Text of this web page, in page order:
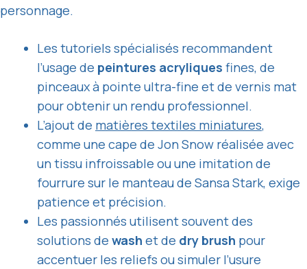
personnage.
Les tutoriels spécialisés recommandent
l’usage de peintures acryliques fines, de
pinceaux à pointe ultra-fine et de vernis mat
pour obtenir un rendu professionnel.
L’ajout de matières textiles miniatures,
comme une cape de Jon Snow réalisée avec
un tissu infroissable ou une imitation de
fourrure sur le manteau de Sansa Stark, exige
patience et précision.
Les passionnés utilisent souvent des
solutions de wash et de dry brush pour
accentuer les reliefs ou simuler l’usure